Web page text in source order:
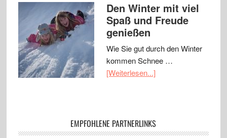
Den Winter mit viel
Spaß und Freude
genießen
Wie Sie gut durch den Winter
kommen Schnee …
[Weiterlesen...]
EMPFOHLENE PARTNERLINKS